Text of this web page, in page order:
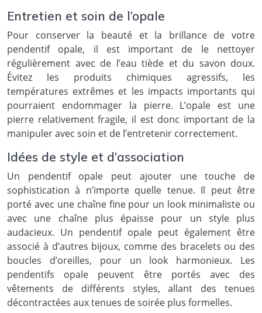
Entretien et soin de l’opale
Pour conserver la beauté et la brillance de votre
pendentif opale, il est important de le nettoyer
régulièrement avec de l’eau tiède et du savon doux.
Évitez les produits chimiques agressifs, les
températures extrêmes et les impacts importants qui
pourraient endommager la pierre. L’opale est une
pierre relativement fragile, il est donc important de la
manipuler avec soin et de l’entretenir correctement.
Idées de style et d’association
Un pendentif opale peut ajouter une touche de
sophistication à n’importe quelle tenue. Il peut être
porté avec une chaîne fine pour un look minimaliste ou
avec une chaîne plus épaisse pour un style plus
audacieux. Un pendentif opale peut également être
associé à d’autres bijoux, comme des bracelets ou des
boucles d’oreilles, pour un look harmonieux. Les
pendentifs opale peuvent être portés avec des
vêtements de différents styles, allant des tenues
décontractées aux tenues de soirée plus formelles.